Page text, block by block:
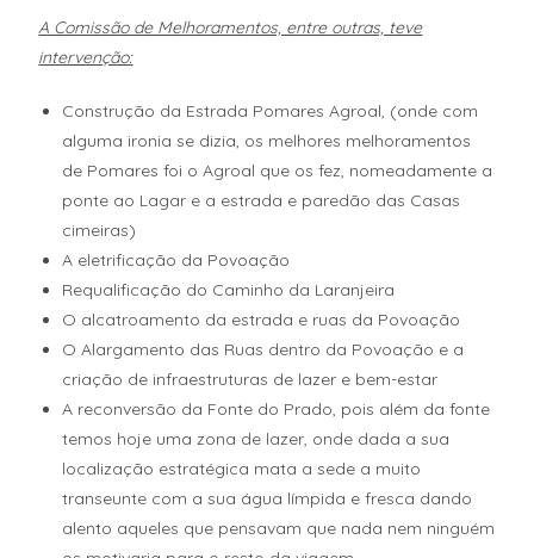
A Comissão de Melhoramentos, entre outras, teve
intervenção:
Construção da Estrada Pomares Agroal, (onde com
alguma ironia se dizia, os melhores melhoramentos
de Pomares foi o Agroal que os fez, nomeadamente a
ponte ao Lagar e a estrada e paredão das Casas
cimeiras)
A eletrificação da Povoação
Requalificação do Caminho da Laranjeira
O alcatroamento da estrada e ruas da Povoação
O Alargamento das Ruas dentro da Povoação e a
criação de infraestruturas de lazer e bem-estar
A reconversão da Fonte do Prado, pois além da fonte
temos hoje uma zona de lazer, onde dada a sua
localização estratégica mata a sede a muito
transeunte com a sua água límpida e fresca dando
alento aqueles que pensavam que nada nem ninguém